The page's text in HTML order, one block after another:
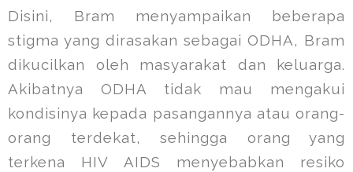
Disini, Bram menyampaikan beberapa
stigma yang dirasakan sebagai ODHA, Bram
dikucilkan oleh masyarakat dan keluarga.
Akibatnya ODHA tidak mau mengakui
kondisinya kepada pasangannya atau orang-
orang terdekat, sehingga orang yang
terkena HIV AIDS menyebabkan resiko